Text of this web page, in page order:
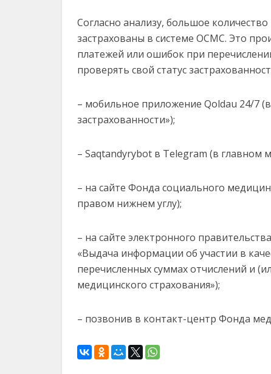
Согласно анализу, большое
застрахованы в системе ОСМС. Это
платежей или ошибок при
проверять свой статус
– мобильное приложение Qoldau 24/7
застрахованности»);
– Saqtandyrybot в Telegram (в главном
– на сайте Фонда социального
правом нижнем углу);
– на сайте электронного
«Выдача информации об участии в
перечисленных суммах отчислений и
медицинского страхования»);
– позвонив в контакт-центр Фонда